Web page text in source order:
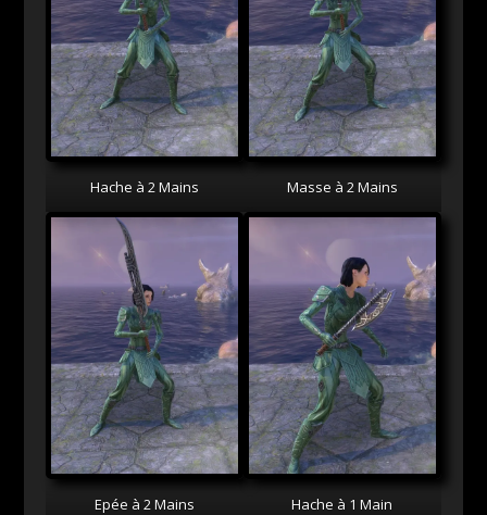
Hache à 2 Mains Masse à 2 Mains
Epée à 2 Mains Hache à 1 Main